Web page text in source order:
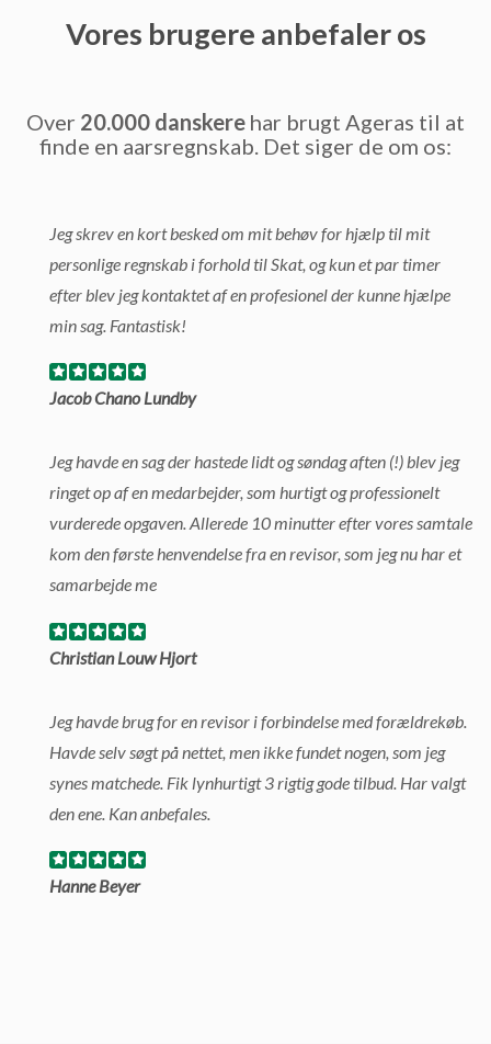
Vores brugere anbefaler os
Over 20.000 danskere har brugt Ageras til at
finde en aarsregnskab. Det siger de om os:
Jeg skrev en kort besked om mit behøv for hjælp til mit
personlige regnskab i forhold til Skat, og kun et par timer
efter blev jeg kontaktet af en profesionel der kunne hjælpe
min sag. Fantastisk!
Jacob Chano Lundby
Jeg havde en sag der hastede lidt og søndag aften (!) blev jeg
ringet op af en medarbejder, som hurtigt og professionelt
vurderede opgaven. Allerede 10 minutter efter vores samtale
kom den første henvendelse fra en revisor, som jeg nu har et
samarbejde me
Christian Louw Hjort
Jeg havde brug for en revisor i forbindelse med forældrekøb.
Havde selv søgt på nettet, men ikke fundet nogen, som jeg
synes matchede. Fik lynhurtigt 3 rigtig gode tilbud. Har valgt
den ene. Kan anbefales.
Hanne Beyer